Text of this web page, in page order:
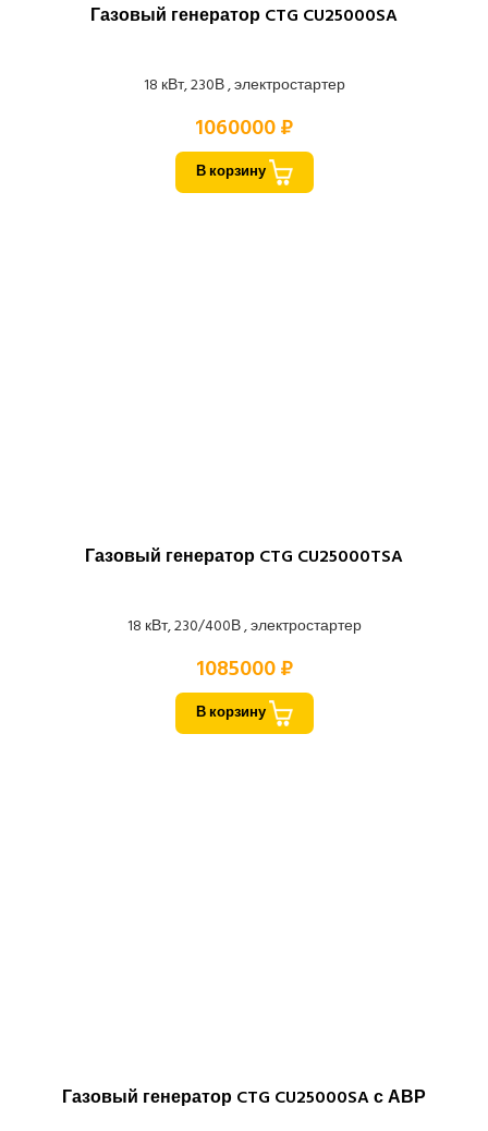
Газовый генератор CTG CU25000SA
18 кВт, 230В , электростартер
1060000 ₽
В корзину
Газовый генератор CTG CU25000TSA
18 кВт, 230/400В , электростартер
1085000 ₽
В корзину
Газовый генератор CTG CU25000SA с АВР